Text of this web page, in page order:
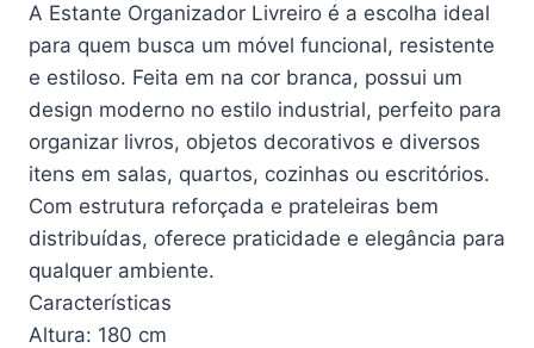
A Estante Organizador Livreiro é a escolha ideal
para quem busca um móvel funcional, resistente
e estiloso. Feita em na cor branca, possui um
design moderno no estilo industrial, perfeito para
organizar livros, objetos decorativos e diversos
itens em salas, quartos, cozinhas ou escritórios.
Com estrutura reforçada e prateleiras bem
distribuídas, oferece praticidade e elegância para
qualquer ambiente.
Características
Altura: 180 cm